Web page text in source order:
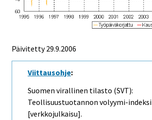
Päivitetty29.9.2006
Viittausohje:
Suomen virallinen tilasto (SVT):
Teollisuustuotannon volyymi-indeksi
[verkkojulkaisu].